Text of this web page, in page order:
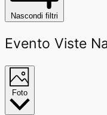
Nascondi filtri
Evento Viste
Foto